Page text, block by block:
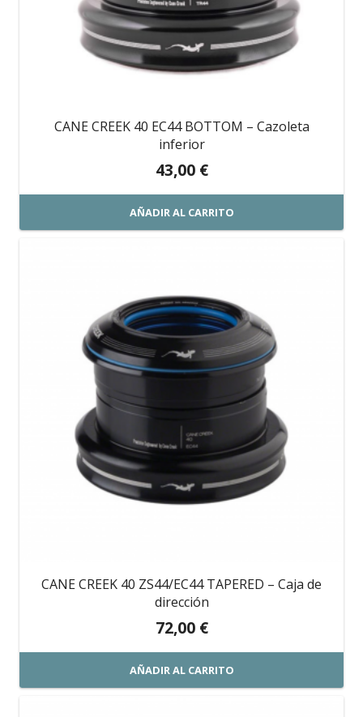
CANE CREEK 40 EC44 BOTTOM – Cazoleta
inferior
43,00 €
AÑADIR AL CARRITO
CANE CREEK 40 ZS44/EC44 TAPERED – Caja de
dirección
72,00 €
AÑADIR AL CARRITO